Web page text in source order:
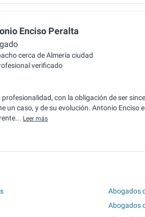
Enciso Peralta
cerca de Almería ciudad
verificado
con la obligación de ser
un caso, y de su evolución. Antonio Enciso
Leer más
Abogados
Abogados